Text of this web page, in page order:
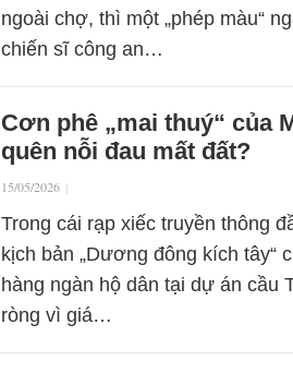
ngoài chợ, thì một „phép màu“
chiến sĩ công an…
Cơn phê „mai thuý“ của
quên nỗi đau mất đất?
15/05/2026 |
Trong cái rạp xiếc truyền thông
kịch bản „Dương đông kích tây“
hàng ngàn hộ dân tại dự án cầu
ròng vì giá…